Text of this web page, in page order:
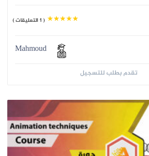
( 1 التعليقات )
Mahmoud
تقدم بطلب للتسجيل